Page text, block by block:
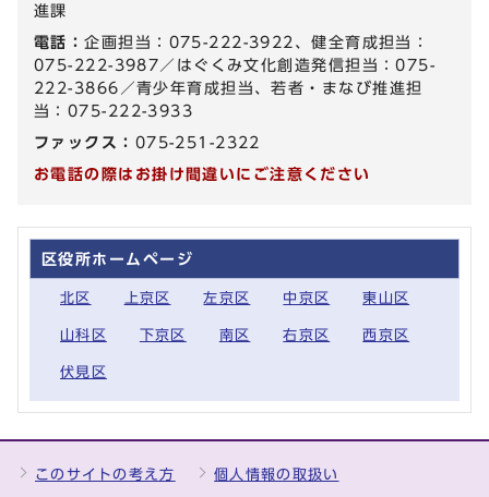
進課
電話：企画担当：075-222-3922、健全育成担当：
075-222-3987／はぐくみ文化創造発信担当：075-
222-3866／青少年育成担当、若者・まなび推進担
当：075-222-3933
ファックス： 075-251-2322
お電話の際はお掛け間違いにご注意ください
区役所ホームページ
北区 上京区 左京区 中京区 東山区
山科区 下京区 南区 右京区 西京区
伏見区
このサイトの考え方 個人情報の取扱い